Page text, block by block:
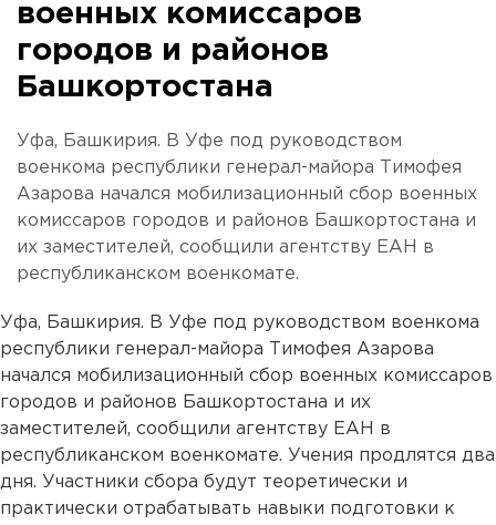
военных комиссаров
городов и районов
Башкортостана
Уфа, Башкирия. В Уфе под руководством
военкома республики генерал-майора Тимофея
Азарова начался мобилизационный сбор военных
комиссаров городов и районов Башкортостана и
их заместителей, сообщили агентству ЕАН в
республиканском военкомате.
Уфа, Башкирия. В Уфе под руководством военкома
республики генерал-майора Тимофея Азарова
начался мобилизационный сбор военных комиссаров
городов и районов Башкортостана и их
заместителей, сообщили агентству ЕАН в
республиканском военкомате. Учения продлятся два
дня. Участники сбора будут теоретически и
практически отрабатывать навыки подготовки к